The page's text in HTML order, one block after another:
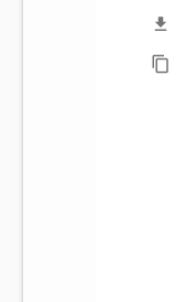
file_download
content_copy